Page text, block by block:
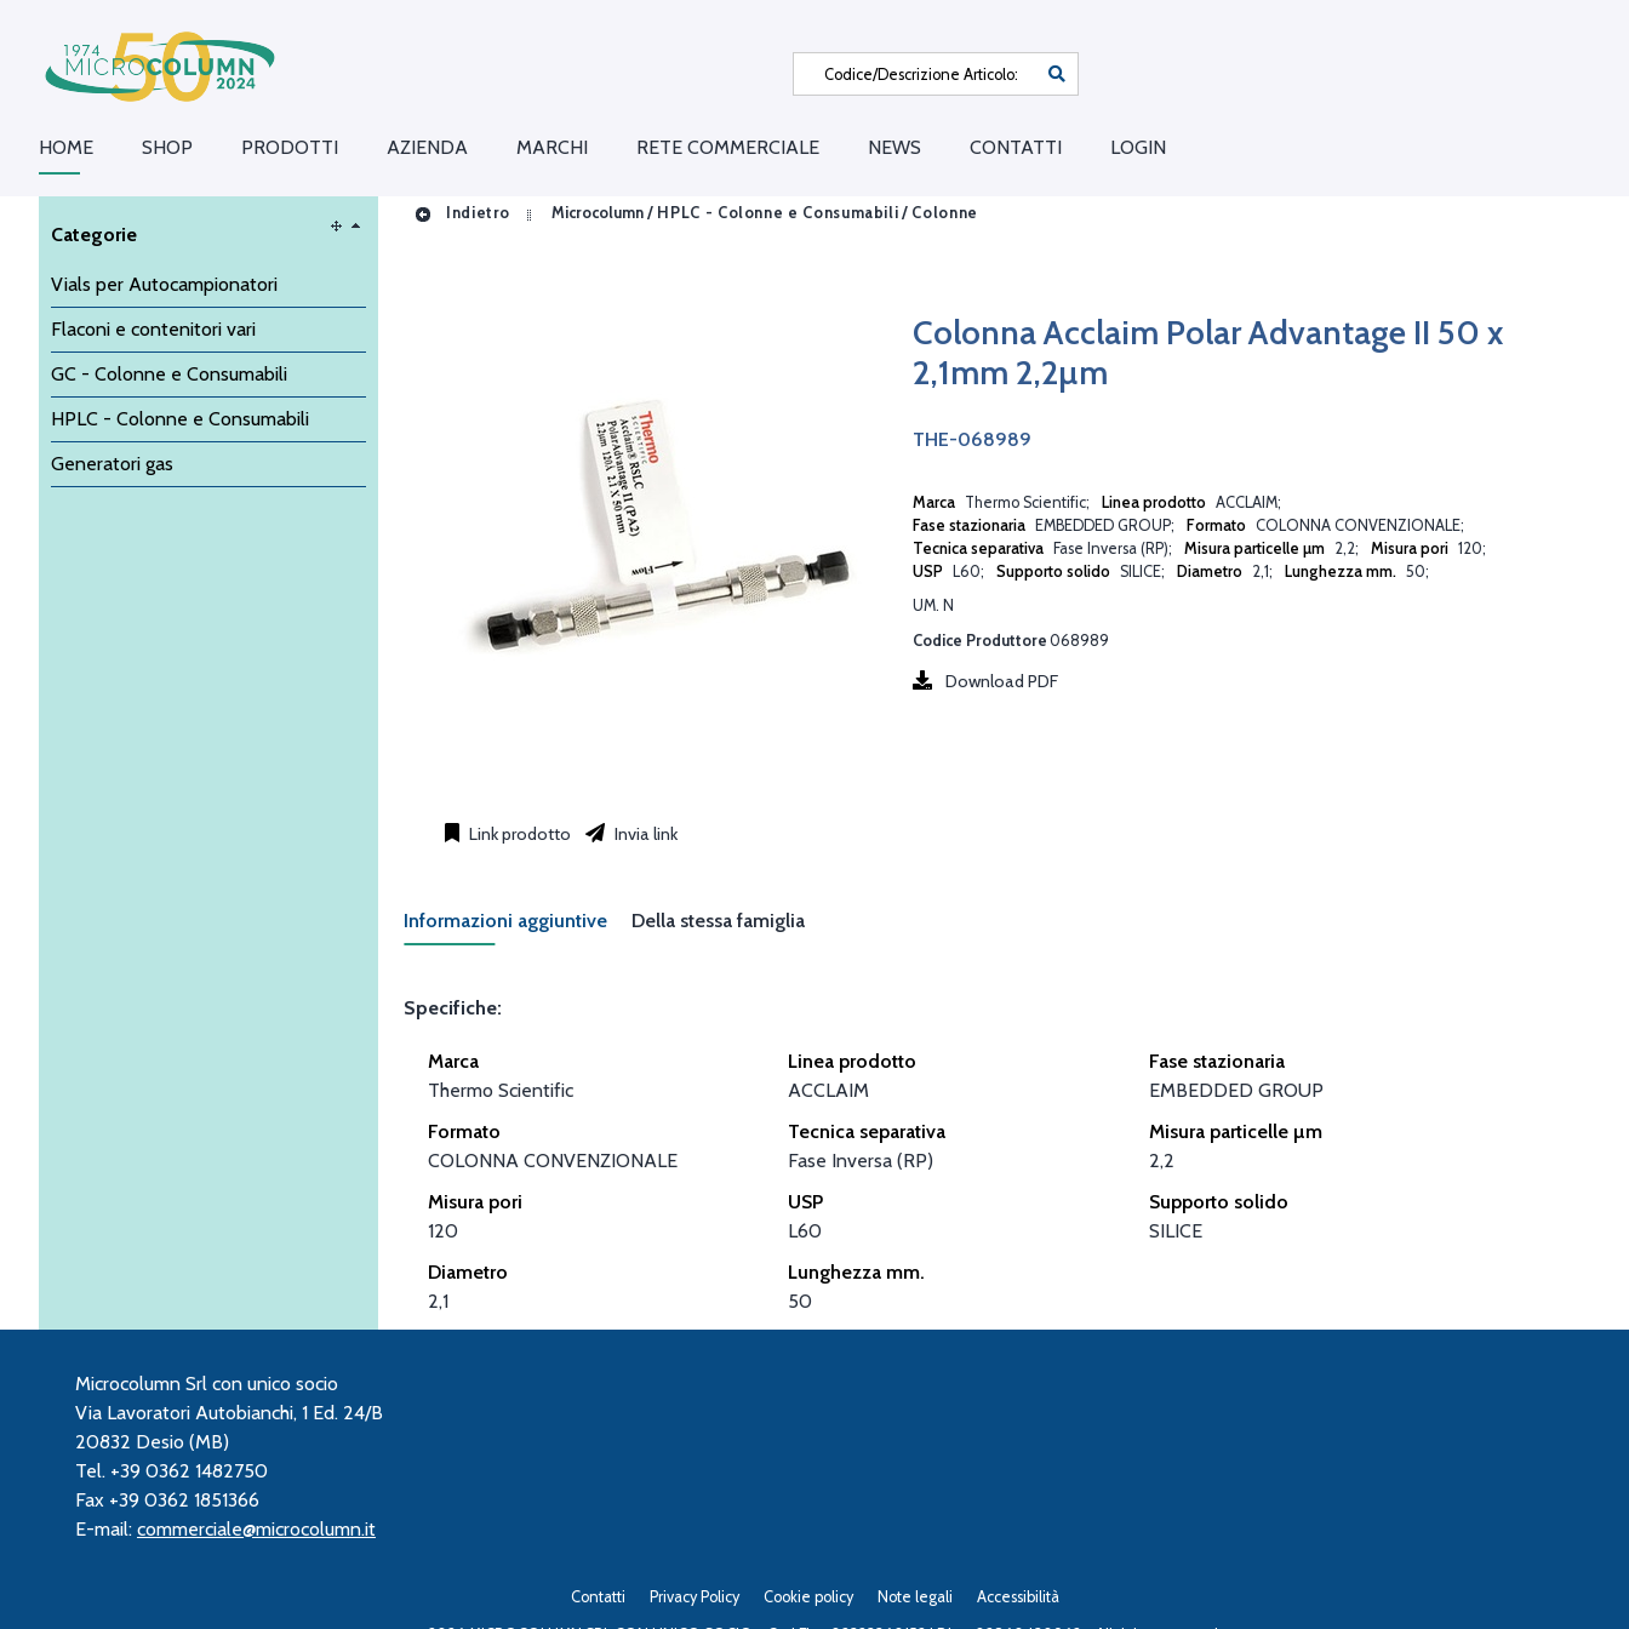
HOME SHOP PRODOTTI AZIENDA MARCHI RETE COMMERCIALE NEWS CONTATTI LOGIN
Categorie
Vials per Autocampionatori
Flaconi e contenitori vari
GC - Colonne e Consumabili
HPLC - Colonne e Consumabili
Generatori gas
Indietro Microcolumn / HPLC - Colonne e Consumabili / Colonne
Colonna Acclaim Polar Advantage II 50 x
2,1mm 2,2µm
THE-068989
Marca Thermo Scientific Linea prodotto ACCLAIM
Fase stazionaria
EMBEDDED GROUP Formato COLONNA CONVENZIONALE
Tecnica separativa
Fase Inversa (RP) Misura particelle µm 2,2 Misura pori 120
USP
L60 Supporto solido SILICE Diametro 2,1 Lunghezza mm. 50
UM. N
Download PDF
Codice Produttore 068989
Link prodotto Invia link
Informazioni aggiuntive Della stessa famiglia
Specifiche:
Marca
Thermo Scientific
Linea prodotto
ACCLAIM
Fase stazionaria
EMBEDDED GROUP
Formato
COLONNA CONVENZIONALE
Tecnica separativa
Fase Inversa (RP)
Misura particelle µm
2,2
Misura pori
120
USP
L60
Supporto solido
SILICE
Diametro
2,1
Lunghezza mm.
50
Microcolumn Srl con unico socio
Via Lavoratori Autobianchi, 1 Ed. 24/B
20832 Desio (MB)
Tel. +39 0362 1482750
Fax +39 0362 1851366
E-mail: commerciale@microcolumn.it
Contatti Privacy Policy Cookie policy Note legali Accessibilità